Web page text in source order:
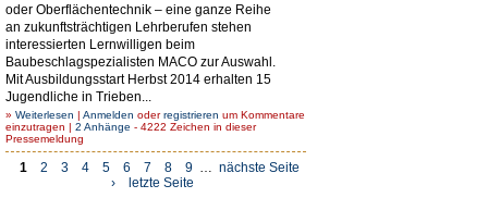
oder Oberflächentechnik – eine ganze Reihe
an zukunftsträchtigen Lehrberufen stehen
interessierten Lernwilligen beim
Baubeschlagspezialisten MACO zur Auswahl.
Mit Ausbildungsstart Herbst 2014 erhalten 15
Jugendliche in Trieben...
» Weiterlesen | Anmelden oderregistrieren um Kommentare
einzutragen | 2 Anhänge - 4222 Zeichen in dieser
Pressemeldung
1 2 3 4 5 6 7 8 9
nächste Seite
›
letzte Seite